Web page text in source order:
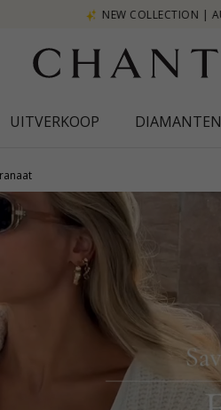
NEW COLLECTION | AURA
UITVERKOOP DIAMANTEN